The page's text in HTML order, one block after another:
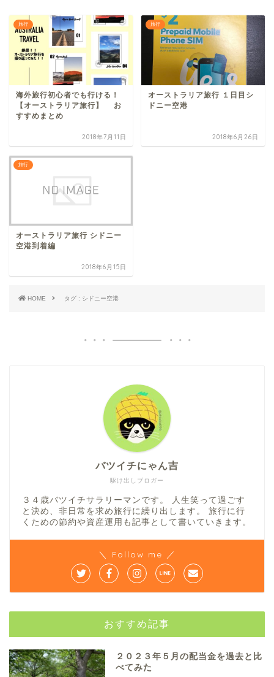
旅行
海外旅行初心者でも行ける！
【オーストラリア旅行】 お
すすめまとめ
2018年7月11日
旅行
オーストラリア旅行 １日目シ
ドニー空港
2018年6月26日
旅行
オーストラリア旅行 シドニー
空港到着編
2018年6月15日
HOME タグ : シドニー空港
駆け出しブロガー
バツイチにゃん吉
３４歳バツイチサラリーマンです。 人生笑って過ごす
と決め、非日常を求め旅行に繰り出します。 旅行に行
くための節約や資産運用も記事として書いていきます。
＼ Follow me ／
おすすめ記事
２０２３年５月の配当金を過去と比
べてみた